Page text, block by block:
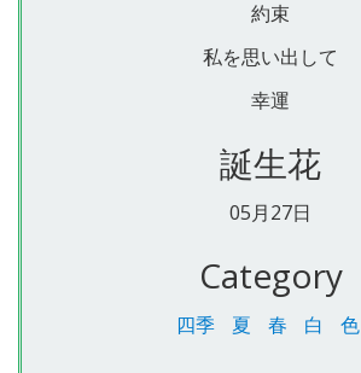
約束
私を思い出して
幸運
誕生花
05月27日
Category
四季 夏 春 白 色